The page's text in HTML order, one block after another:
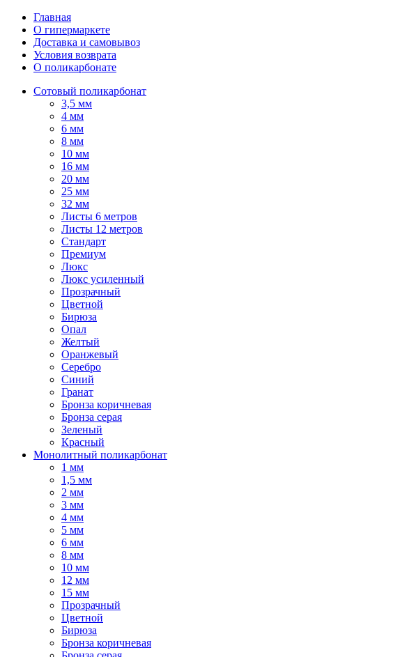
Главная
О гипермаркете
Доставка и самовывоз
Условия возврата
О поликарбонате
Сотовый поликарбонат
3,5 мм
4 мм
6 мм
8 мм
10 мм
16 мм
20 мм
25 мм
32 мм
Листы 6 метров
Листы 12 метров
Стандарт
Премиум
Люкс
Люкс усиленный
Прозрачный
Цветной
Бирюза
Опал
Желтый
Оранжевый
Серебро
Синий
Гранат
Бронза коричневая
Бронза серая
Зеленый
Красный
Монолитный поликарбонат
1 мм
1,5 мм
2 мм
3 мм
4 мм
5 мм
6 мм
8 мм
10 мм
12 мм
15 мм
Прозрачный
Цветной
Бирюза
Бронза коричневая